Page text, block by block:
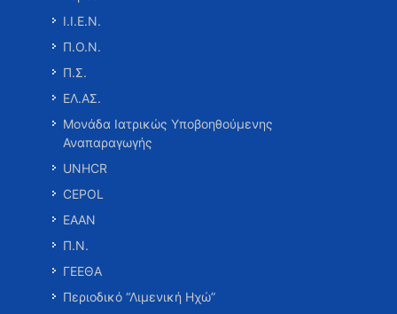
Ι.Ι.Ε.Ν.
Π.Ο.Ν.
Π.Σ.
ΕΛ.ΑΣ.
Μονάδα Ιατρικώς Υποβοηθούμενης
Αναπαραγωγής
UNHCR
CEPOL
ΕΑΑΝ
Π.Ν.
ΓΕΕΘΑ
Περιοδικό “Λιμενική Ηχώ”